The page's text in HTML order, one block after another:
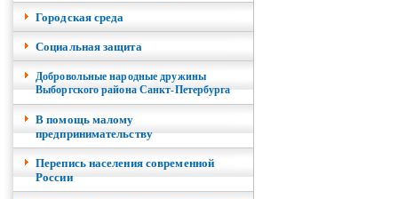
Городская среда
Социальная защита
Добровольные народные дружины
Выборгского района Санкт-Петербурга
В помощь малому
предпринимательству
Перепись населения современной
России